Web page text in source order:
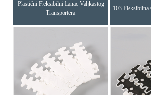
Plastični Fleksibilni Lanac Valjkastog
Transportera
103 Fleksibilna